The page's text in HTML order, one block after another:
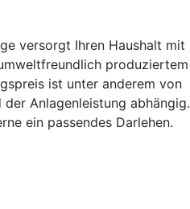
versorgt Ihren Haushalt mit
produziertem
ist unter anderem von
Anlagenleistung abhängig.
ein passendes Darlehen.